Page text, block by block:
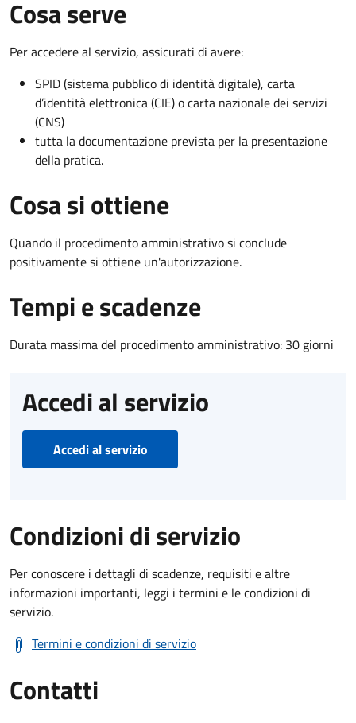
Cosa serve
Per accedere al servizio, assicurati di avere:
SPID (sistema pubblico di identità digitale), carta
d’identità elettronica (CIE) o carta nazionale dei servizi
(CNS)
tutta la documentazione prevista per la presentazione
della pratica.
Cosa si ottiene
Quando il procedimento amministrativo si conclude
positivamente si ottiene un'autorizzazione.
Tempi e scadenze
Durata massima del procedimento amministrativo: 30 giorni
Accedi al servizio
Accedi al servizio
Condizioni di servizio
Per conoscere i dettagli di scadenze, requisiti e altre
informazioni importanti, leggi i termini e le condizioni di
servizio.
Termini e condizioni di servizio
Contatti